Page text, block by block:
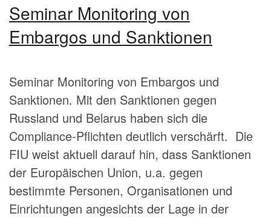
Seminar Monitoring von
Embargos und Sanktionen
Seminar Monitoring von Embargos und
Sanktionen. Mit den Sanktionen gegen
Russland und Belarus haben sich die
Compliance-Pflichten deutlich verschärft. Die
FIU weist aktuell darauf hin, dass Sanktionen
der Europäischen Union, u.a. gegen
bestimmte Personen, Organisationen und
Einrichtungen angesichts der Lage in der